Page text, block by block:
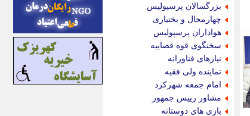
بزرگسالان پرسپولیس
چهارمحال و بختیاری
هواداران پرسپولیس
سخنگوی قوه قضاییه
نیازهای فناورانه
نماینده ولی فقیه
امام جمعه شهرکرد
مشاور رییس جمهور
بازی های دوستانه
باشگاه خبرنگاران
باغستان نیوز
بامبوک
ببین و بخون
بدینسان
بنکر